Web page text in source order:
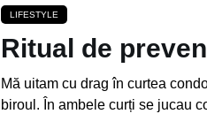
LIFESTYLE
Ritual de
Mă uitam cu drag în curtea
biroul. În ambele curți se jucau